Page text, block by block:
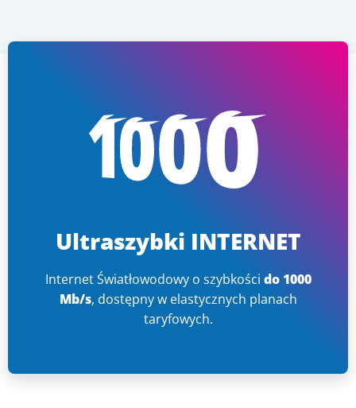
Ultraszybki INTERNET
Internet Światłowodowy o szybkości do 1000
Mb/s, dostępny w elastycznych planach
taryfowych.